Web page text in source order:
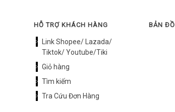
HỖ TRỢ KHÁCH HÀNG
Link Shopee/ Lazada/
Tiktok/ Youtube/Tiki
Giỏ hàng
Tìm kiếm
Tra Cứu Đơn Hàng
BẢN ĐỒ